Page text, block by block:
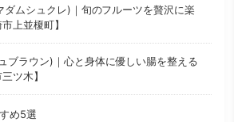
ダムシュクレ)｜旬のフルーツを贅沢に楽
上並榎町】
ブラウン)｜心と身体に優しい腸を整える
ツ木】
め5選